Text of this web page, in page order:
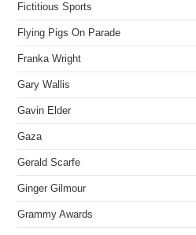
Fictitious Sports
Flying Pigs On Parade
Franka Wright
Gary Wallis
Gavin Elder
Gaza
Gerald Scarfe
Ginger Gilmour
Grammy Awards